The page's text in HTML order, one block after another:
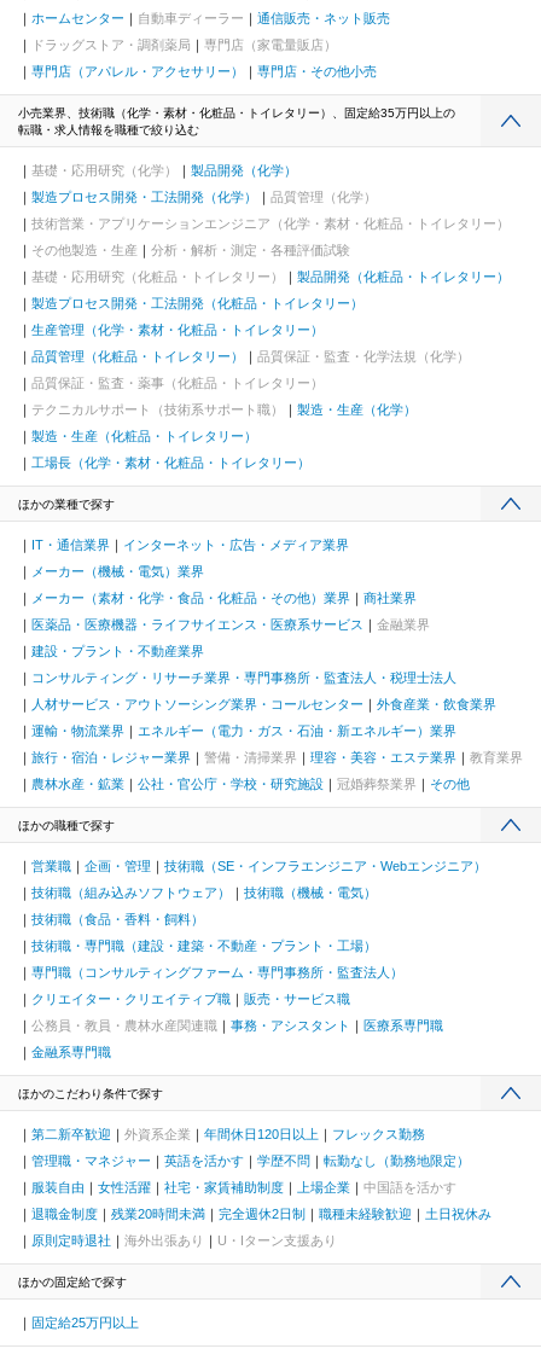
ホームセンター
自動車ディーラー
通信販売・ネット販売
ドラッグストア・調剤薬局
専門店（家電量販店）
専門店（アパレル・アクセサリー）
専門店・その他小売
小売業界、技術職（化学・素材・化粧品・トイレタリー）、固定給35万円以上の
転職・求人情報を職種で絞り込む
基礎・応用研究（化学）
製品開発（化学）
製造プロセス開発・工法開発（化学）
品質管理（化学）
技術営業・アプリケーションエンジニア（化学・素材・化粧品・トイレタリー）
その他製造・生産
分析・解析・測定・各種評価試験
基礎・応用研究（化粧品・トイレタリー）
製品開発（化粧品・トイレタリー）
製造プロセス開発・工法開発（化粧品・トイレタリー）
生産管理（化学・素材・化粧品・トイレタリー）
品質管理（化粧品・トイレタリー）
品質保証・監査・化学法規（化学）
品質保証・監査・薬事（化粧品・トイレタリー）
テクニカルサポート（技術系サポート職）
製造・生産（化学）
製造・生産（化粧品・トイレタリー）
工場長（化学・素材・化粧品・トイレタリー）
ほかの業種で探す
IT・通信業界
インターネット・広告・メディア業界
メーカー（機械・電気）業界
メーカー（素材・化学・食品・化粧品・その他）業界
商社業界
医薬品・医療機器・ライフサイエンス・医療系サービス
金融業界
建設・プラント・不動産業界
コンサルティング・リサーチ業界・専門事務所・監査法人・税理士法人
人材サービス・アウトソーシング業界・コールセンター
外食産業・飲食業界
運輸・物流業界
エネルギー（電力・ガス・石油・新エネルギー）業界
旅行・宿泊・レジャー業界
警備・清掃業界 理容・美容・エステ業界
教育業界
農林水産・鉱業
公社・官公庁・学校・研究施設 冠婚葬祭業界 その他
ほかの職種で探す
営業職 企画・管理
技術職（SE・インフラエンジニア・Webエンジニア）
技術職（組み込みソフトウェア）
技術職（機械・電気）
技術職（食品・香料・飼料）
技術職・専門職（建設・建築・不動産・プラント・工場）
専門職（コンサルティングファーム・専門事務所・監査法人）
クリエイター・クリエイティブ職
販売・サービス職
公務員・教員・農林水産関連職
事務・アシスタント
医療系専門職
金融系専門職
ほかのこだわり条件で探す
第二新卒歓迎 外資系企業 年間休日120日以上
フレックス勤務
管理職・マネジャー
英語を活かす 学歴不問
転勤なし（勤務地限定）
服装自由
女性活躍 社宅・家賃補助制度 上場企業
中国語を活かす
退職金制度
残業20時間未満 完全週休2日制 職種未経験歓迎
土日祝休み
原則定時退社
海外出張あり U・Iターン支援あり
ほかの固定給で探す
固定給25万円以上